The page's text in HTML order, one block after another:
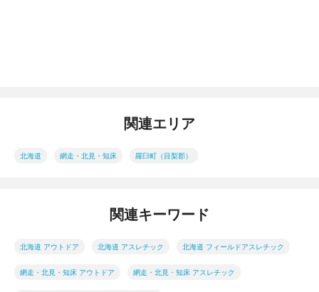
関連エリア
北海道 網走・北見・知床 羅臼町（目梨郡）
関連キーワード
北海道 アウトドア 北海道 アスレチック 北海道 フィールドアスレチック
網走・北見・知床 アウトドア 網走・北見・知床 アスレチック